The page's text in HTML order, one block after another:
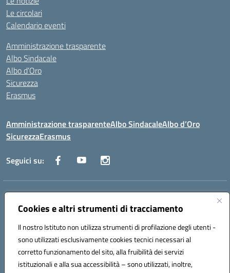
Cookies e altri strumenti di tracciamento
Il nostro Istituto non utilizza strumenti di profilazione degli utenti -
sono utilizzati esclusivamente cookies tecnici necessari al
corretto funzionamento del sito, alla fruibilità dei servizi
istituzionali e alla sua accessibilità – sono utilizzati, inoltre,
Le circolari
Calendario eventi
Amministrazione trasparente
Albo Sindacale
Albo d’Oro
Sicurezza
Erasmus
Amministrazione trasparenteAlbo SindacaleAlbo d’Oro
SicurezzaErasmus
Seguici su:
Indirizzo:
Centralino:0885.426034 Email:FGTD02000P@istruzione.it
Codice fiscale: 81002930717
Codice meccanografico:
FGTD02000P
Codice unico di fatturazione (CUF): UFUN7Y